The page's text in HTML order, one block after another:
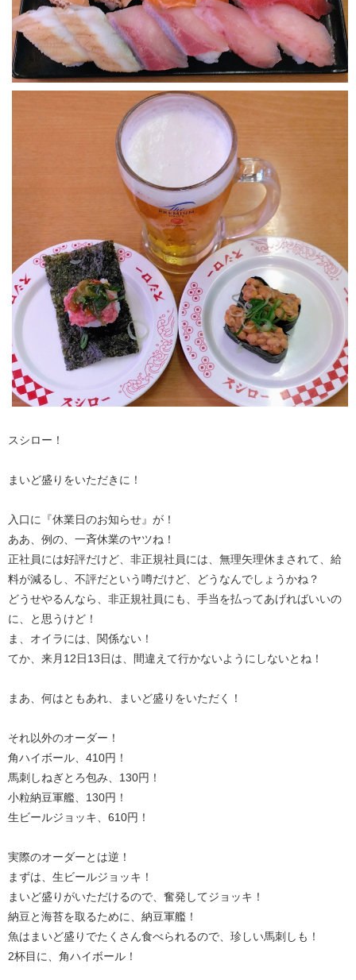
スシロー！
まいど盛りをいただきに！
入口に『休業日のお知らせ』が！
ああ、例の、一斉休業のヤツね！
正社員には好評だけど、非正規社員には、無理矢理休まされて、給
料が減るし、不評だという噂だけど、どうなんでしょうかね？
どうせやるんなら、非正規社員にも、手当を払ってあげればいいの
に、と思うけど！
ま、オイラには、関係ない！
てか、来月12日13日は、間違えて行かないようにしないとね！
まあ、何はともあれ、まいど盛りをいただく！
それ以外のオーダー！
角ハイボール、410円！
馬刺しねぎとろ包み、130円！
小粒納豆軍艦、130円！
生ビールジョッキ、610円！
実際のオーダーとは逆！
まずは、生ビールジョッキ！
まいど盛りがいただけるので、奮発してジョッキ！
納豆と海苔を取るために、納豆軍艦！
魚はまいど盛りでたくさん食べられるので、珍しい馬刺しも！
2杯目に、角ハイボール！